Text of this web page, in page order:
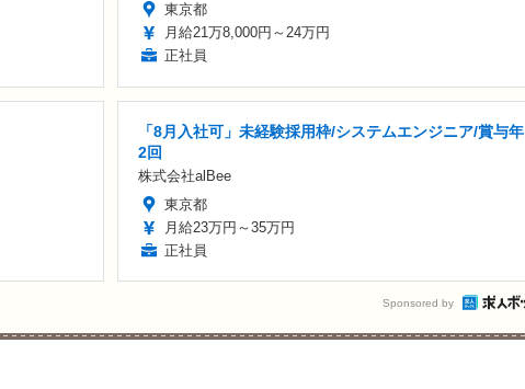
東京都
月給21万8,000円～24万円
正社員
「8月入社可」未経験採用枠/システムエンジニア/賞与年
2回
株式会社alBee
東京都
月給23万円～35万円
正社員
Sponsored by